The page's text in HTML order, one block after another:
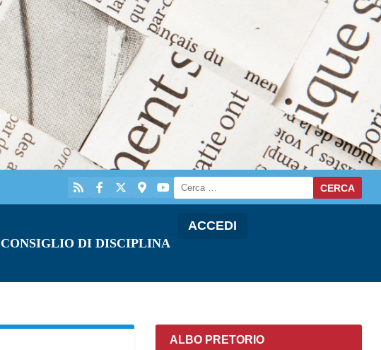
CONSIGLIO DI DISCIPLINA
ACCEDI
ALBO PRETORIO